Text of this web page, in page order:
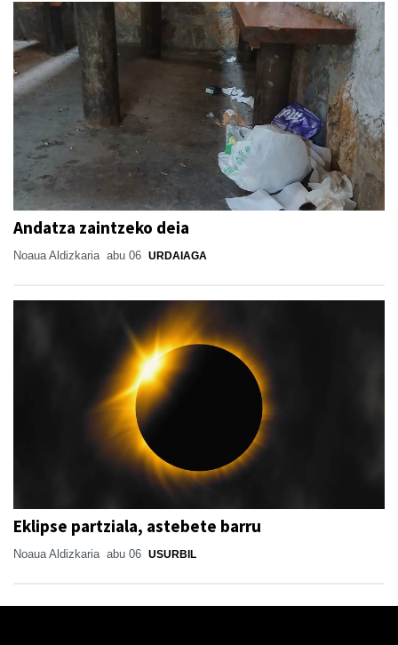
Andatza zaintzeko deia
Noaua Aldizkaria abu 06 URDAIAGA
Eklipse partziala, astebete barru
Noaua Aldizkaria abu 06 USURBIL